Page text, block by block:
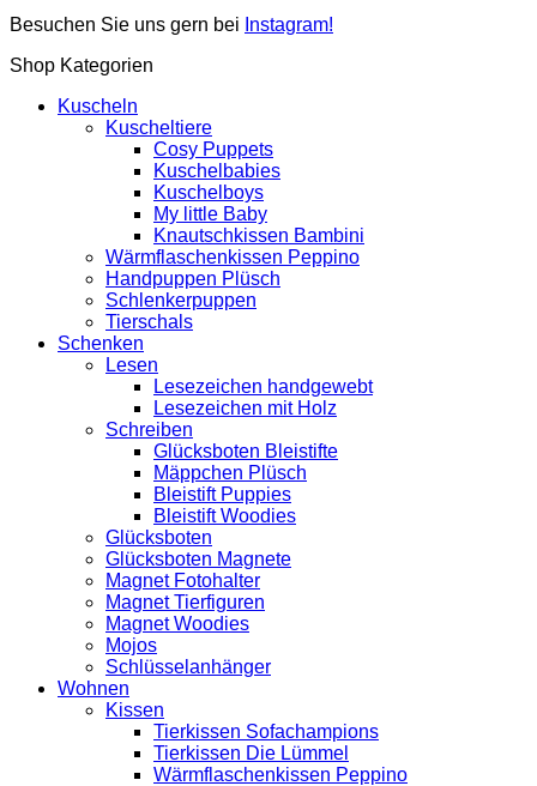
Besuchen Sie uns gern bei Instagram!
Shop Kategorien
Kuscheln
Kuscheltiere
Cosy Puppets
Kuschelbabies
Kuschelboys
My little Baby
Knautschkissen Bambini
Wärmflaschenkissen Peppino
Handpuppen Plüsch
Schlenkerpuppen
Tierschals
Schenken
Lesen
Lesezeichen handgewebt
Lesezeichen mit Holz
Schreiben
Glücksboten Bleistifte
Mäppchen Plüsch
Bleistift Puppies
Bleistift Woodies
Glücksboten
Glücksboten Magnete
Magnet Fotohalter
Magnet Tierfiguren
Magnet Woodies
Mojos
Schlüsselanhänger
Wohnen
Kissen
Tierkissen Sofachampions
Tierkissen Die Lümmel
Wärmflaschenkissen Peppino